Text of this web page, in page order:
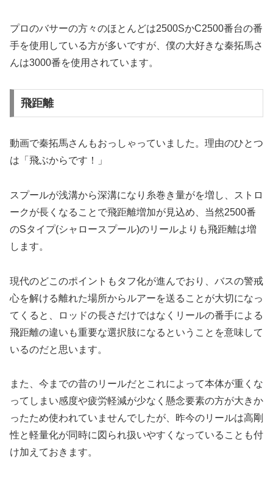
プロのバサーの方々のほとんどは2500SかC2500番台の番
手を使用している方が多いですが、僕の大好きな秦拓馬さ
んは3000番を使用されています。
飛距離
動画で秦拓馬さんもおっしゃっていました。理由のひとつ
は「飛ぶからです！」
スプールが浅溝から深溝になり糸巻き量がを増し、ストロ
ークが長くなることで飛距離増加が見込め、当然2500番
のSタイプ(シャロースプール)のリールよりも飛距離は増
します。
現代のどこのポイントもタフ化が進んでおり、バスの警戒
心を解ける離れた場所からルアーを送ることが大切になっ
てくると、ロッドの長さだけではなくリールの番手による
飛距離の違いも重要な選択肢になるということを意味して
いるのだと思います。
また、今までの昔のリールだとこれによって本体が重くな
ってしまい感度や疲労軽減が少なく懸念要素の方が大きか
ったため使われていませんでしたが、昨今のリールは高剛
性と軽量化が同時に図られ扱いやすくなっていることも付
け加えておきます。